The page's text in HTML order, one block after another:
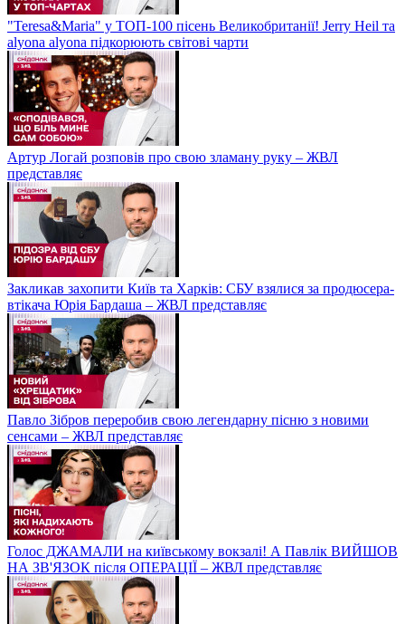
"Teresa&Maria" у ТОП-100 пісень Великобританії! Jerry Heil та
alyona alyona підкорюють світові чарти
Артур Логай розповів про свою зламану руку – ЖВЛ
представляє
Закликав захопити Київ та Харків: СБУ взялися за продюсера-
втікача Юрія Бардаша – ЖВЛ представляє
Павло Зібров переробив свою легендарну пісню з новими
сенсами – ЖВЛ представляє
Голос ДЖАМАЛИ на київському вокзалі! А Павлік ВИЙШОВ
НА ЗВ'ЯЗОК після ОПЕРАЦІЇ – ЖВЛ представляє